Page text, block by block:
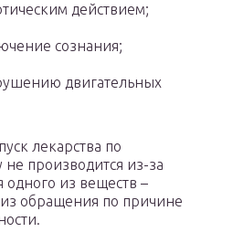
действием;
сознания;
двигательных
лекарства по
не производится из-за
одного из веществ –
обращения по причине